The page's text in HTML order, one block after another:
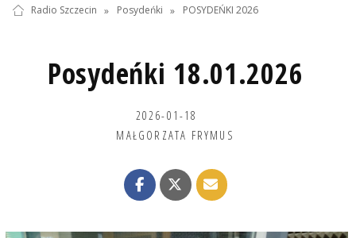
Radio Szczecin » Posydeńki » POSYDEŃKI 2026
Posydeńki 18.01.2026
2026-01-18
MAŁGORZATA FRYMUS